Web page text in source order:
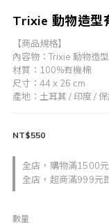
Trixie 動物造型
【商品規格】
內容物：Trixie 動物造
材質：100%有機棉
尺寸：44 x 26 cm
產地：土耳其 / 印度 /
全店，購物滿1500
全店，超商滿999元
NT$550
數量